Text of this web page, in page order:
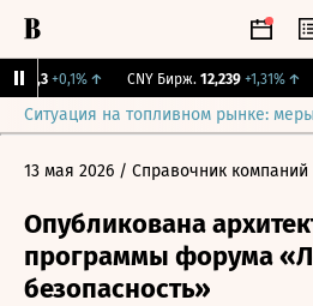
+0,1% ↑ CNY Бирж. 12,239 +1,31% ↑
Ситуация на топливном рынке:
13 мая 2026 / Справочник компаний
Опубликована
программы форума
безопасность»